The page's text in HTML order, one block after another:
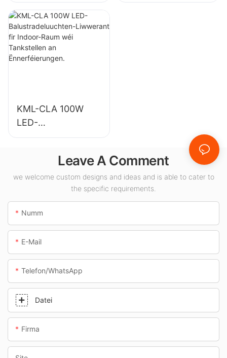
n-Liwwerant fir
Industrieanlagen,
Lagerhaiser an
aner
KML-CLA 100W
LED-
Balustradeluuchten
Indoor-Raum wéi
Tankstellen an
Ënnerféierungen.
Leave A Comment
we welcome custom designs and ideas and is able to cater to
the specific requirements.
Numm
E-Mail
Telefon/WhatsApp
Datei
Firma